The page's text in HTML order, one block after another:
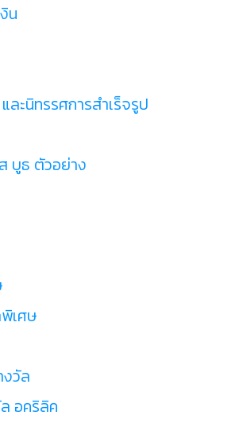
น
ะนิทรรศการสำเร็จรูป
บูธ ตัวอย่าง
เศษ
งวัล
อคริลิค